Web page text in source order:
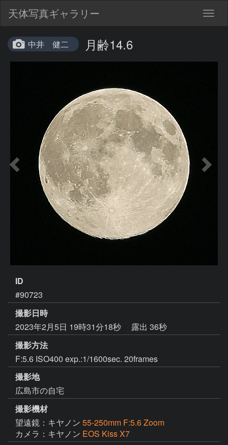
天体写真ギャラリー
中井 健二 月齢14.6
ID
#90723
撮影日時
2023年2月5日 19時31分18秒
露出 36秒
撮影方法
F:5.6 ISO400 exp.:1/1600sec. 20frames
撮影地
広島市の自宅
撮影機材
望遠鏡：キヤノン 55-250mm F:5.6 Zoom
カメラ：キヤノン EOS Kiss X7